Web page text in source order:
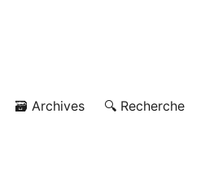
🗃️ Archives 🔍 Recherche